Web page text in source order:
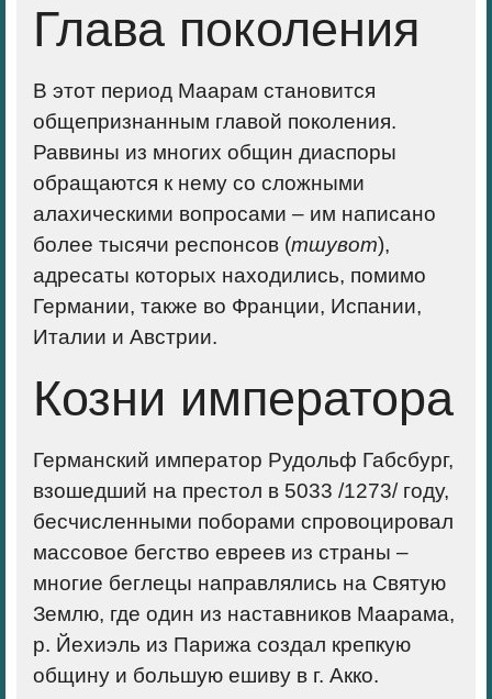
Глава поколения
В этот период Маарам становится
общепризнанным главой поколения.
Раввины из многих общин диаспоры
обращаются к нему со сложными
алахическими вопросами – им написано
более тысячи респонсов (тшувот),
адресаты которых находились, помимо
Германии, также во Франции, Испании,
Италии и Австрии.
Козни императора
Германский император Рудольф Габсбург,
взошедший на престол в 5033 /1273/ году,
бесчисленными поборами спровоцировал
массовое бегство евреев из страны –
многие беглецы направлялись на Святую
Землю, где один из наставников Маарама,
р. Йехиэль из Парижа создал крепкую
общину и большую ешиву в г. Акко.